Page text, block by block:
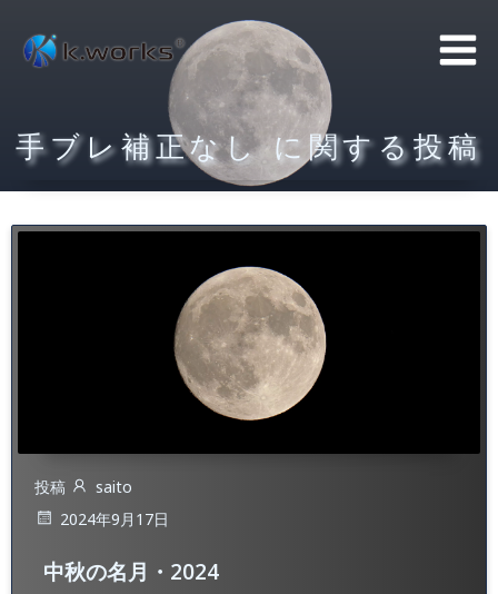
コ
ン
テ
ン
ツ
へ
キ
ッ
プ
手ブレ補正なし に関する投稿
投稿
saito
2024年9月17日
中秋の名月・2024